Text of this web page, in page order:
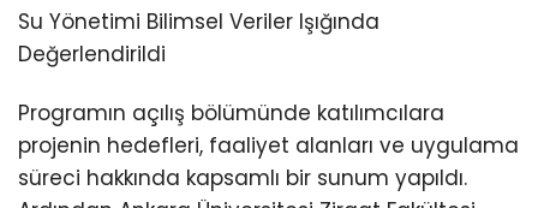
Su Yönetimi Bilimsel Veriler Işığında
Değerlendirildi
Programın açılış bölümünde katılımcılara
projenin hedefleri, faaliyet alanları ve uygulama
süreci hakkında kapsamlı bir sunum yapıldı.